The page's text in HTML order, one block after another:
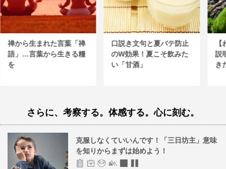
禅から生まれた言葉「禅
語」…言葉から生きる糧
を
口説き文句と夏バテ防止
のW効果！夏こそ飲みた
い「甘酒」
説
き
さらに、考察する。体感する。心に刻む。
克服しなくていいんです！「三日坊主」意味
を知りからまずは始めよう！